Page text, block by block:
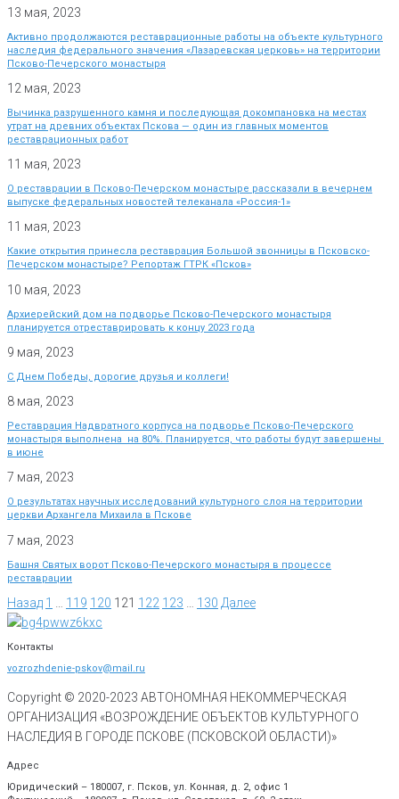
13 мая, 2023
Активно продолжаются реставрационные работы на объекте культурного
наследия федерального значения «Лазаревская церковь» на территории
Псково-Печерского монастыря
12 мая, 2023
Вычинка разрушенного камня и последующая докомпановка на местах
утрат на древних объектах Пскова — один из главных моментов
реставрационных работ
11 мая, 2023
О реставрации в Псково-Печерском монастыре рассказали в вечернем
выпуске федеральных новостей телеканала «Россия-1»
11 мая, 2023
Какие открытия принесла реставрация Большой звонницы в Псковско-
Печерском монастыре? Репортаж ГТРК «Псков»
10 мая, 2023
Архиерейский дом на подворье Псково-Печерского монастыря
планируется отреставрировать к концу 2023 года
9 мая, 2023
С Днем Победы, дорогие друзья и коллеги!
8 мая, 2023
Реставрация Надвратного корпуса на подворье Псково-Печерского
монастыря выполнена на 80%. Планируется, что работы будут завершены
в июне
7 мая, 2023
О результатах научных исследований культурного слоя на территории
церкви Архангела Михаила в Пскове
7 мая, 2023
Башня Святых ворот Псково-Печерского монастыря в процессе
реставрации
Назад 1 119 120 121 122 123 130 Далее
Контакты
vozrozhdenie-pskov@mail.ru
Copyright © 2020-2023 АВТОНОМНАЯ НЕКОММЕРЧЕСКАЯ
ОРГАНИЗАЦИЯ «ВОЗРОЖДЕНИЕ ОБЪЕКТОВ КУЛЬТУРНОГО
НАСЛЕДИЯ В ГОРОДЕ ПСКОВЕ (ПСКОВСКОЙ ОБЛАСТИ)»
Адрес
Юридический – 180007, г. Псков, ул. Конная, д. 2, офис 1